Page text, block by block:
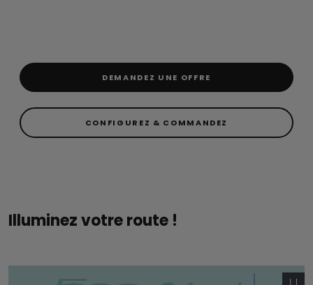
DEMANDEZ UNE OFFRE
CONFIGUREZ & COMMANDEZ
Illuminez votre route !